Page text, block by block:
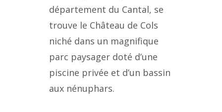
département du Cantal, se
trouve le Château de Cols
niché dans un magnifique
parc paysager doté d’une
piscine privée et d’un bassin
aux nénuphars.